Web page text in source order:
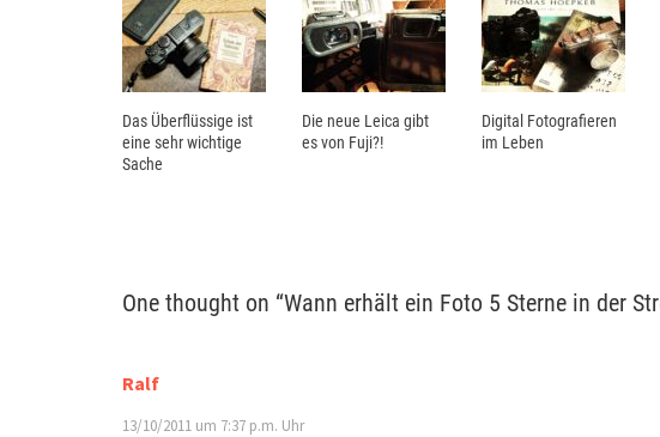
Das Überflüssige ist
eine sehr wichtige
Sache
Die neue Leica gibt
es von Fuji?!
Digital Fotografieren
im Leben
One thought on “Wann erhält ein Foto 5 Sterne in der
Ralf
13/10/2011 um 7:37 p.m. Uhr